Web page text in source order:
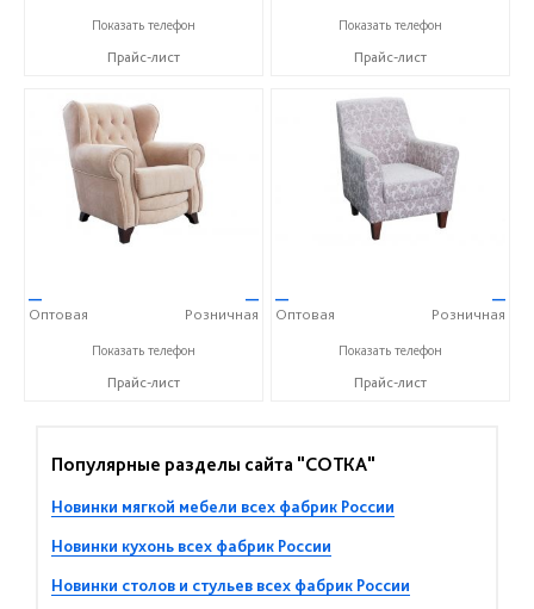
+7 (343) 363-02-83
Показать телефон
Прайс-лист
+7 (343) 363-02-83
Показать телефон
Прайс-лист
—
Оптовая
—
Розничная
+7 (343) 363-02-83
Показать телефон
Прайс-лист
—
Оптовая
—
Розничная
+7 (343) 363-02-83
Показать телефон
Прайс-лист
Популярные разделы сайта "СОТКА"
Новинки мягкой мебели всех фабрик России
Новинки кухонь всех фабрик России
Новинки столов и стульев всех фабрик России